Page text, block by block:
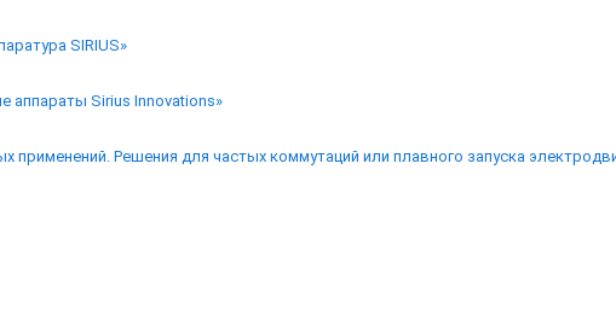
SIRIUS»
Sirius Innovations»
Решения для частых коммутаций или плавного запуска